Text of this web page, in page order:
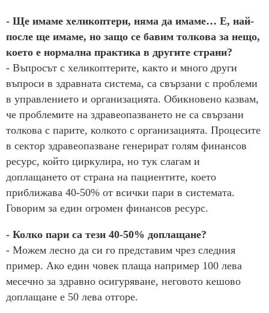
- Ще имаме хеликоптери, няма да имаме… Е, най-
после ще имаме, но защо се бавим толкова за нещо,
което е нормална практика в другите страни?
- Въпросът с хеликоптерите, както и много други
въпроси в здравната система, са свързани с проблеми
в управлението и организацията. Обикновено казвам,
че проблемите на здравеопазването не са свързани
толкова с парите, колкото с организацията. Процесите
в сектор здравеопазване генерират голям финансов
ресурс, който циркулира, но тук слагам и
доплащането от страна на пациентите, което
приближава 40-50% от всички пари в системата.
Говорим за един огромен финансов ресурс.
- Колко пари са тези 40-50% доплащане?
- Можем лесно да си го представим чрез следния
пример. Ако един човек плаща например 100 лева
месечно за здравно осигуряване, неговото кешово
доплащане е 50 лева отгоре.